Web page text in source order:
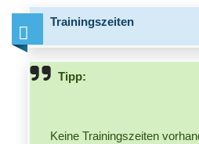
Trainingszeiten
Tipp:
Keine Trainingszeiten